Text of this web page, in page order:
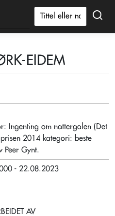
EIDEM
Ingenting om nattergalen (Det
2014 kategori: beste
Peer Gynt.
- 22.08.2023
AV